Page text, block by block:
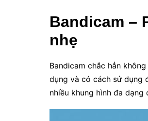
Bandicam –
nhẹ
Bandicam chắc hẳn
dụng và có cách sử dụng
nhiều khung hình đa dạng